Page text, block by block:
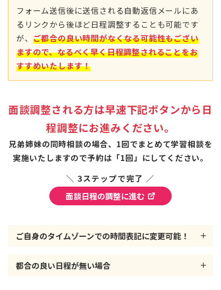
フォーム送信後に送信される自動返信メールにあ
るリンクから後ほど日程調整することも可能です
が、 ご都合の良い時間がなくなる可能性もござい
ますので、なるべく早く日程調整されることをお
すすめいたします！
面談調整される方は早速下記ボタンから日
程調整にお進みください。
兄弟姉妹の同時相談の場合、1回でまとめて学習相談を
実施いたしますので予約は「1回」にしてください。
＼ 3ステップで完了 ／
面談日程の調整に進む
ご自身のタイムゾーンでの時間表記に変更可能！
都合の良い日程が無い場合